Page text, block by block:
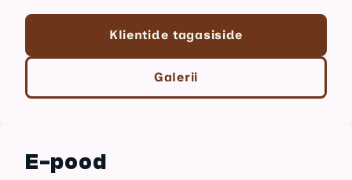
Klientide tagasiside
Galerii
E-pood